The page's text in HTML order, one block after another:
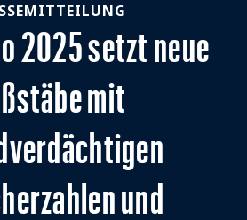
2025 setzt neue
mit
und